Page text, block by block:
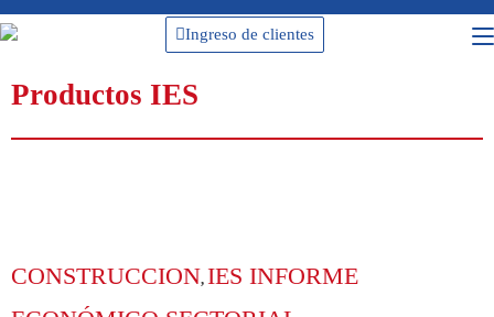
Ingreso de clientes
Productos IES
CONSTRUCCION, IES INFORME